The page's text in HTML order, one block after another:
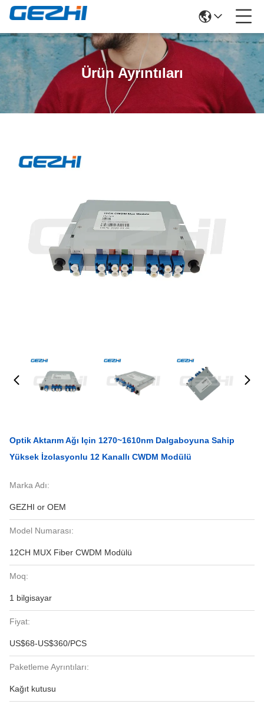
Ürün Ayrıntıları
Optik Aktarım Ağı Için 1270~1610nm Dalgaboyuna Sahip
Yüksek İzolasyonlu 12 Kanallı CWDM Modülü
Marka Adı:
GEZHI or OEM
Model Numarası:
12CH MUX Fiber CWDM Modülü
Moq:
1 bilgisayar
Fiyat:
US$68-US$360/PCS
Paketleme Ayrıntıları:
Kağıt kutusu